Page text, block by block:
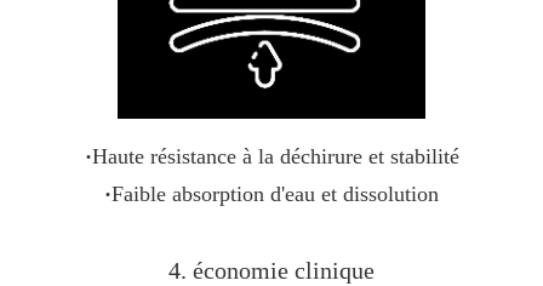
·Haute résistance à la déchirure et stabilité
·Faible absorption d'eau et dissolution
4. économie clinique